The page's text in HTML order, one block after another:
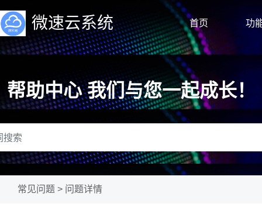
微速云系统 首页 功
帮助中心 我们与您一起成长！
常见问题 > 问题详情